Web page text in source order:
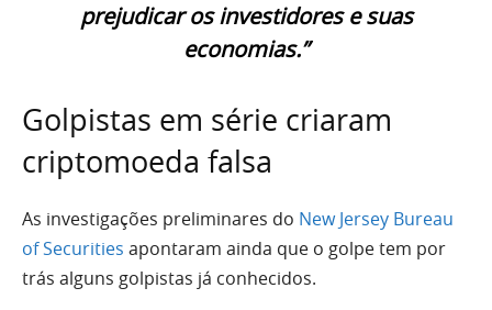
prejudicar os investidores e suas
economias.”
Golpistas em série criaram
criptomoeda falsa
As investigações preliminares do New Jersey Bureau
of Securities apontaram ainda que o golpe tem por
trás alguns golpistas já conhecidos.